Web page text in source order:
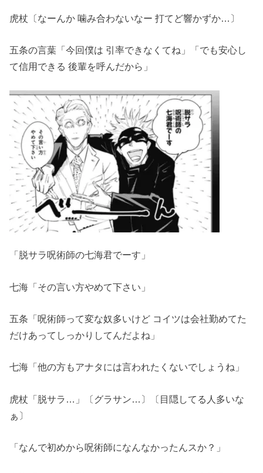
虎杖〔なーんか 噛み合わないなー 打てど響かずか…〕
五条の言葉「今回僕は 引率できなくてね」「でも安心し
て信用できる 後輩を呼んだから」
「脱サラ呪術師の七海君でーす」
七海「その言い方やめて下さい」
五条「呪術師って変な奴多いけど コイツは会社勤めてた
だけあってしっかりしてんだよね」
七海「他の方もアナタには言われたくないでしょうね」
虎杖「脱サラ…」〔グラサン…〕〔目隠してる人多いな
ぁ〕
「なんで初めから呪術師になんなかったんスか？」